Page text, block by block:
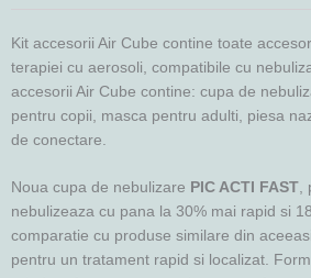
Kit accesorii Air Cube contine toate
terapiei cu aerosoli, compatibile cu
accesorii Air Cube contine: cupa de
pentru copii, masca pentru adulti, piesa
de conectare.
Noua cupa de nebulizare PIC ACTI FAST,
nebulizeaza cu pana la 30% mai rapid si
comparatie cu produse similare din
pentru un tratament rapid si localizat.